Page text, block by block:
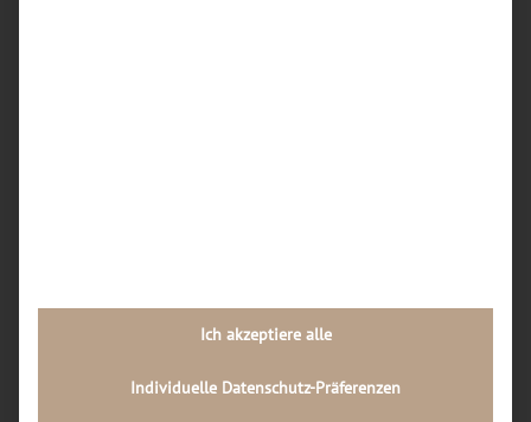
Ich akzeptiere alle
Individuelle Datenschutz-Präferenzen